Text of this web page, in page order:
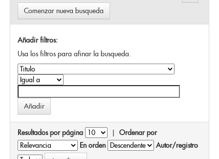
Comenzar nueva busqueda
Añadir filtros:
Usa los filtros para afinar la busqueda.
Resultados por página | Ordenar por
En orden
Autor/registro